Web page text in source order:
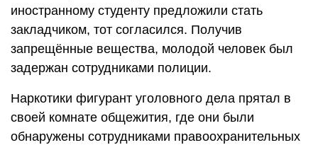
иностранному студенту предложили стать
закладчиком, тот согласился. Получив
запрещённые вещества, молодой человек был
задержан сотрудниками полиции.
Наркотики фигурант уголовного дела прятал в
своей комнате общежития, где они были
обнаружены сотрудниками правоохранительных